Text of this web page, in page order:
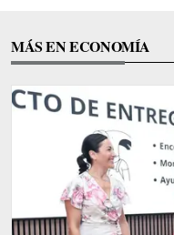
MÁS EN ECONOMÍA